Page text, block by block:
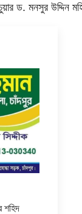
ড. মনসুর উদ্দিন
শহিদ